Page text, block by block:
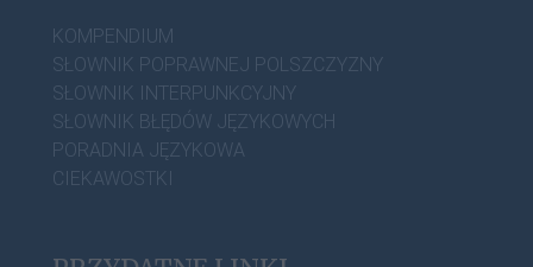
KOMPENDIUM
SŁOWNIK POPRAWNEJ POLSZCZYZNY
SŁOWNIK INTERPUNKCYJNY
SŁOWNIK BŁĘDÓW JĘZYKOWYCH
PORADNIA JĘZYKOWA
CIEKAWOSTKI